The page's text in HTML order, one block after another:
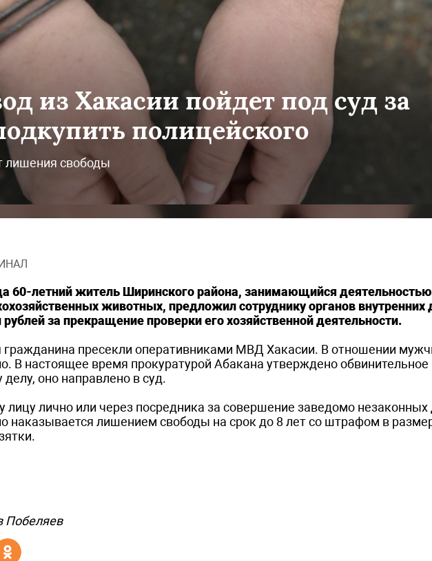
из Хакасии пойдет под суд за
полицейского
лишения свободы
60-летний житель Ширинского района, занимающийся
животных, предложил сотруднику органов внутренних
за прекращение проверки его хозяйственной деятельности.
гражданина пресекли оперативниками МВД Хакасии. В отношении
В настоящее время прокуратурой Абакана утверждено обвинительное
оно направлено в суд.
лично или через посредника за совершение заведомо незаконных
наказывается лишением свободы на срок до 8 лет со штрафом в
Побеляев